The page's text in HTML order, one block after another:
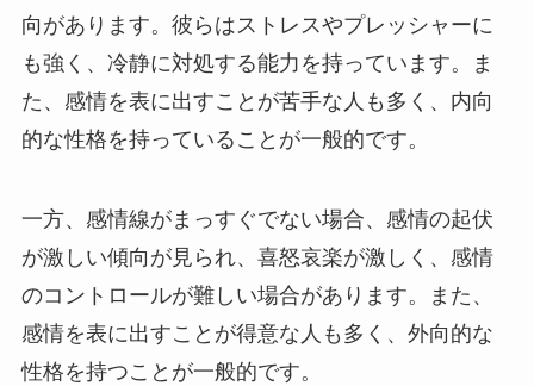
向があります。彼らはストレスやプレッシャーに
も強く、冷静に対処する能力を持っています。ま
た、感情を表に出すことが苦手な人も多く、内向
的な性格を持っていることが一般的です。
一方、感情線がまっすぐでない場合、感情の起伏
が激しい傾向が見られ、喜怒哀楽が激しく、感情
のコントロールが難しい場合があります。また、
感情を表に出すことが得意な人も多く、外向的な
性格を持つことが一般的です。